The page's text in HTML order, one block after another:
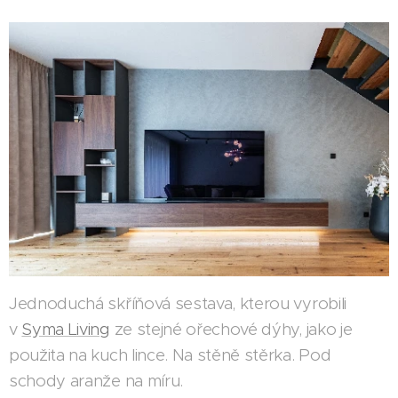
Jednoduchá skříňová sestava, kterou vyrobili
v Syma Living ze stejné ořechové dýhy, jako je
použita na kuch lince. Na stěně stěrka. Pod
schody aranže na míru.